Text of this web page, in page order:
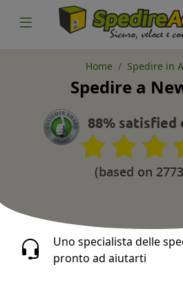
cosa spedire
Pacco
Nazione partenza
Nazione arrivo
Home Spedire in
Spedire a
88% satisfied
(based on
Uno specialista delle
pronto ad aiutarti